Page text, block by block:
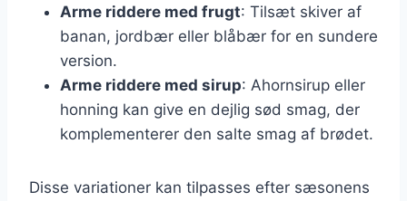
Arme riddere med frugt: Tilsæt skiver af
banan, jordbær eller blåbær for en sundere
version.
Arme riddere med sirup: Ahornsirup eller
honning kan give en dejlig sød smag, der
komplementerer den salte smag af brødet.
Disse variationer kan tilpasses efter sæsonens